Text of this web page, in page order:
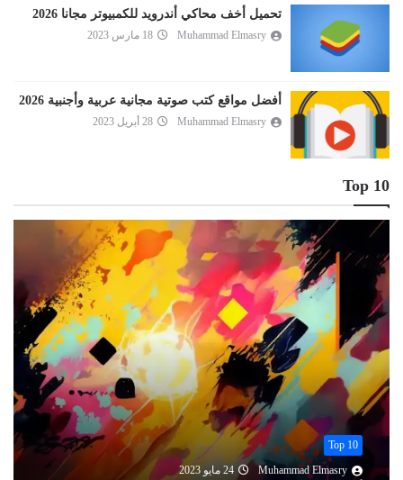
تحميل أخف محاكي أندرويد للكمبيوتر مجانا 2026
Muhammad Elmasry 18 مارس 2023
أفضل مواقع كتب صوتية مجانية عربية وأجنبية 2026
Muhammad Elmasry 28 أبريل 2023
Top 10
Top 10
Muhammad Elmasry
13 أغسطس 2022